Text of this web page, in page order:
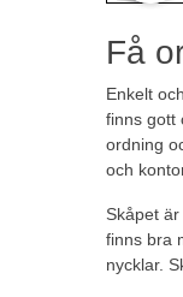
Få
Enkelt
finns gott
ordning
och
Skåpet
finns bra
nycklar.